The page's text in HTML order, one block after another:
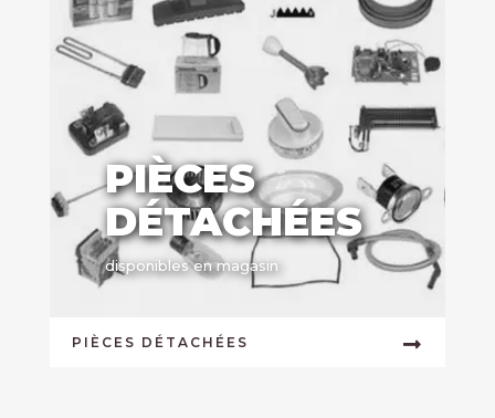
PIÈCES
DÉTACHÉES
disponibles en magasin
PIÈCES DÉTACHÉES